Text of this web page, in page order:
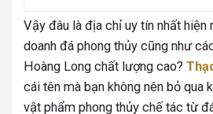
Vậy đâu là địa chỉ uy tín nhất hiện
doanh đá phong thủy cũng như
Hoàng Long chất lượng cao?
cái tên mà bạn không nên bỏ qua
vật phẩm phong thủy chế tác từ